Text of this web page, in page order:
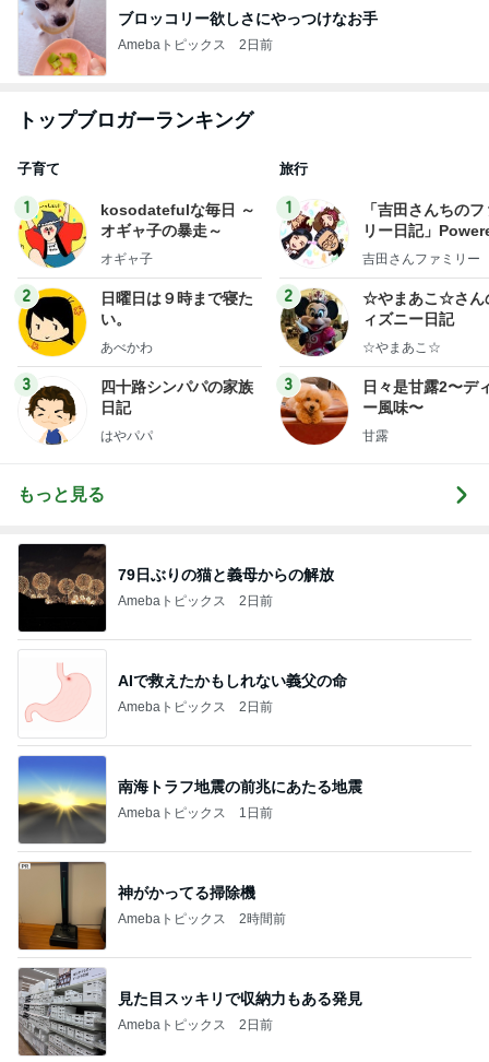
ブロッコリー欲しさにやっつけなお手
Amebaトピックス 2日前
トップブロガーランキング
子育て
1
kosodatefulな毎日 ～
オギャ子の暴走～
オギャ子
2
日曜日は９時まで寝た
い。
あべかわ
3
四十路シンパパの家族
日記
はやパパ
旅行
1
「吉田さんちの
リー日記」
y Ameba 吉田さ
ログ
吉田さんファミリー
2
☆やまあこ☆さん
ィズニー日記
☆やまあこ☆
3
日々是甘露2〜デ
ー風味〜
甘露
もっと見る
79日ぶりの猫と義母からの解放
Amebaトピックス 2日前
AIで救えたかもしれない義父の命
Amebaトピックス 2日前
南海トラフ地震の前兆にあたる地震
Amebaトピックス 1日前
神がかってる掃除機
Amebaトピックス 2時間前
見た目スッキリで収納力もある発見
Amebaトピックス 2日前